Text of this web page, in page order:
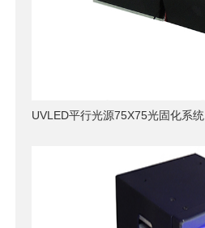
UVLED平行光源75X75光固化系统